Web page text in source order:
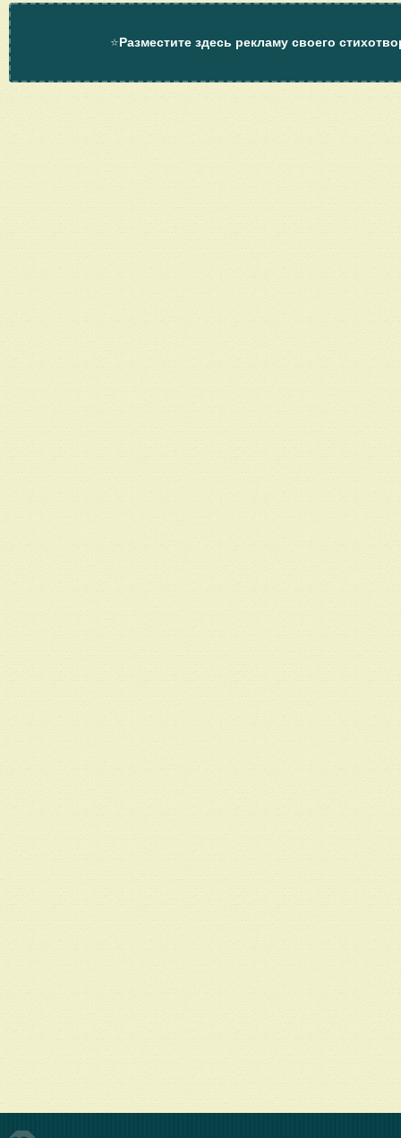
⭐Разместите здесь рекламу своего